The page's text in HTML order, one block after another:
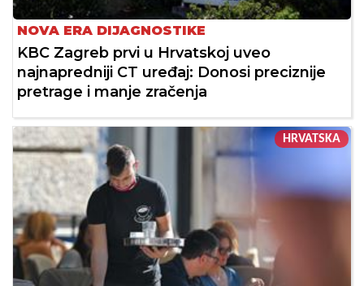
NOVA ERA DIJAGNOSTIKE
KBC Zagreb prvi u Hrvatskoj uveo
najnapredniji CT uređaj: Donosi preciznije
pretrage i manje zračenja
HRVATSKA